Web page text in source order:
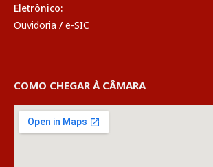
Eletrônico:
Ouvidoria / e-SIC
COMO CHEGAR À CÂMARA